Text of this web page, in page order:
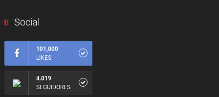
Social
101,000
LIKES
4.019
SEGUIDORES